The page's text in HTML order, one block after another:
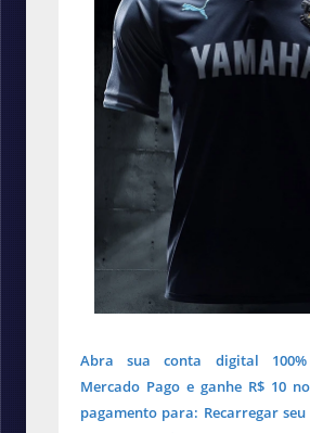
Abra sua conta digital
Mercado Pago e ganhe R$ 10
pagamento para: Recarregar